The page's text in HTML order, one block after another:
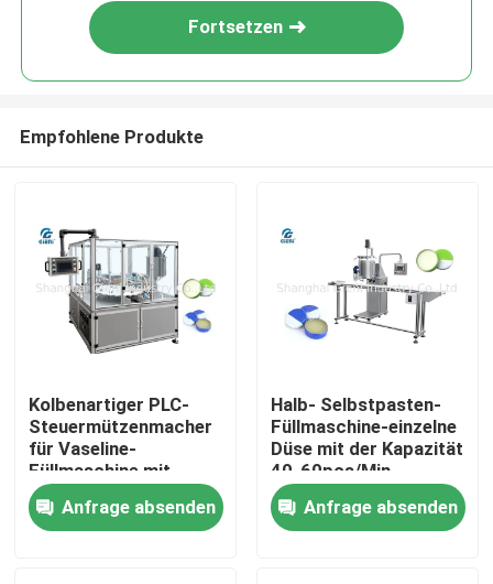
Fortsetzen
Empfohlene Produkte
Kolbenartiger PLC-
Steuermützenmacher
für Vaseline-
Füllmaschine mit
Edelstahl-Material
Anfrage absenden
Halb- Selbstpasten-
Füllmaschine-einzelne
Düse mit der Kapazität
40-60pcs/Min
Anfrage absenden